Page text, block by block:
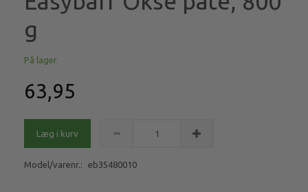
g
På lager
63,95
Læg i kurv
Model/varenr.: eb35480010